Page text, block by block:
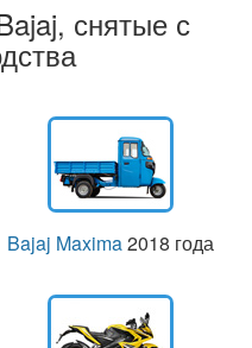
снятые с
Bajaj Maxima2018 года